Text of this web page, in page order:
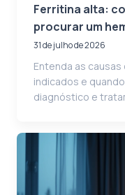
Ferritina alta:
procurar um
31 de julho de 2026
Entenda as
indicados e
diagnóstico e